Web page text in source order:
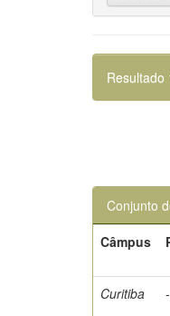
Resultado
Conjunto
Câmpus
Curitiba -